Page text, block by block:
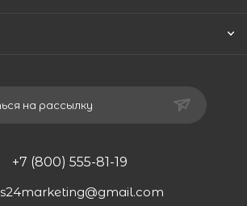
на рассылку
+7 (800) 555-81-19